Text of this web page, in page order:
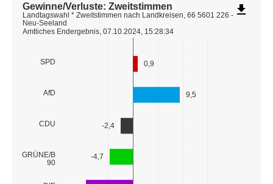
SPD
AfD
CDU
GRÜNE/B
90
0,9
9,5
-2,4
-4,7
Gewinne/Verluste: Zweitstimmen
Landtagswahl * Zweitstimmen nach Landkreisen, 66 5601 226 -
Neu-Seeland
Amtliches Endergebnis, 07.10.2024, 15:28:34
file_download